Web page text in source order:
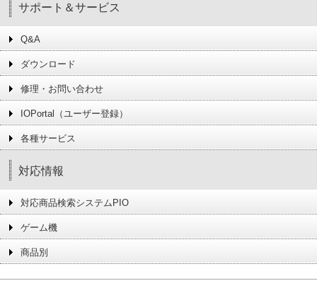
サポート＆サービス
Q&A
ダウンロード
修理・お問い合わせ
IOPortal（ユーザー登録）
各種サービス
対応情報
対応商品検索システムPIO
ゲーム機
商品別